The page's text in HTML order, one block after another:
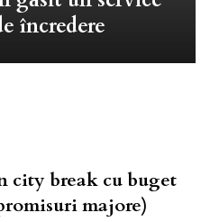
încredere
city break cu buget
majore)